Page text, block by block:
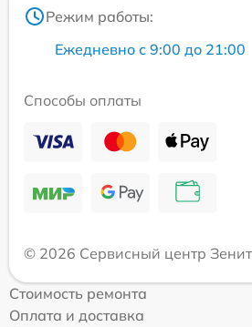
Режим работы:
Ежедневно с 9:00 до 21:00
Способы оплаты
© 2026 Сервисный центр Зенит
Стоимость ремонта
Оплата и доставка